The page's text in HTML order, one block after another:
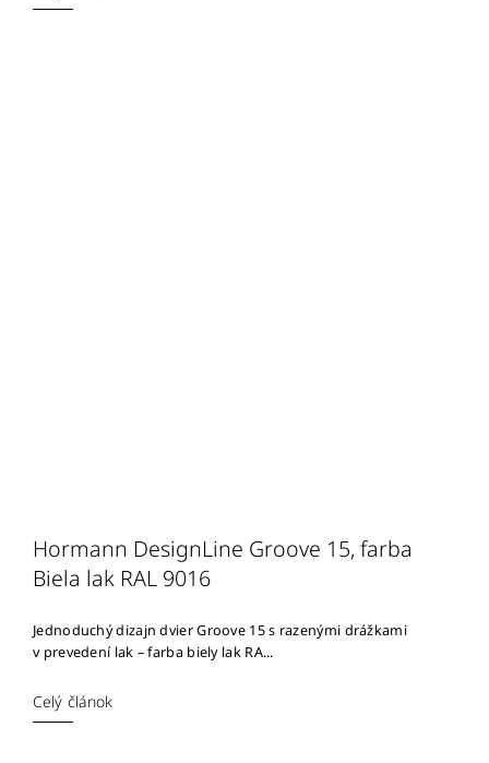
Hormann DesignLine Groove 15, farba
Biela lak RAL 9016
Jednoduchý dizajn dvier Groove 15 s razenými drážkami
v prevedení lak – farba biely lak RA...
Celý článok